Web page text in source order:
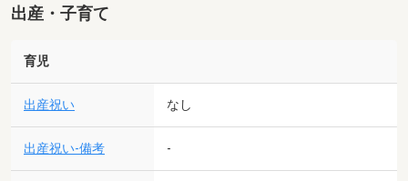
出産・子育て
育児
出産祝い なし
出産祝い-備考 -